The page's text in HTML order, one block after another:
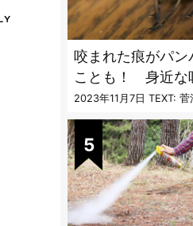
咬まれた痕がパン
ことも！ 身近な
〝生態と対策〟
ブ・ブユ・ヌカカ
2023年11月7日 TEXT: 菅